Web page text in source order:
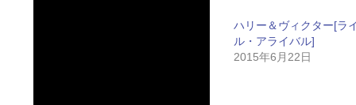
ハリー＆ヴィクター[ラ
ル・アライバル]
2015年6月22日